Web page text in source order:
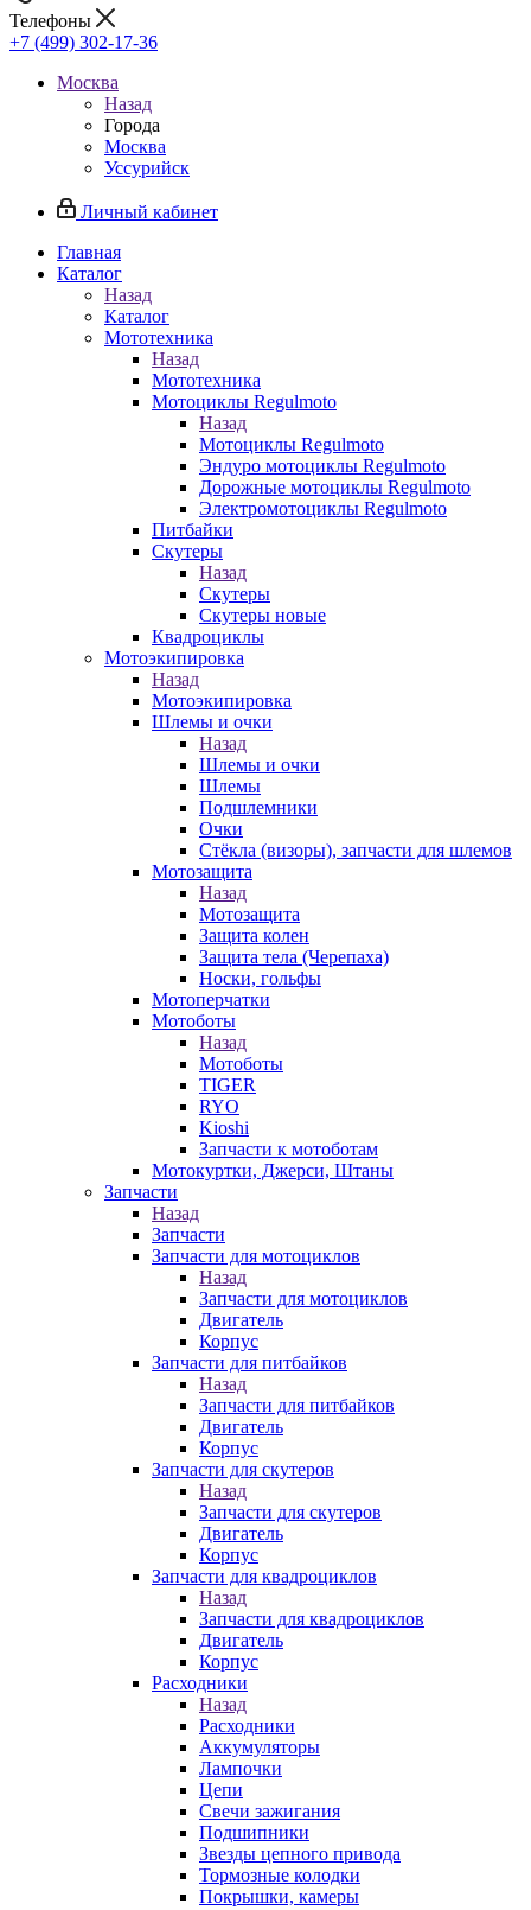
Телефоны
+7 (499) 302-17-36
Москва
Назад
Города
Москва
Уссурийск
Личный кабинет
Главная
Каталог
Назад
Каталог
Мототехника
Назад
Мототехника
Мотоциклы Regulmoto
Назад
Мотоциклы Regulmoto
Эндуро мотоциклы Regulmoto
Дорожные мотоциклы Regulmoto
Электромотоциклы Regulmoto
Питбайки
Скутеры
Назад
Скутеры
Скутеры новые
Квадроциклы
Мотоэкипировка
Назад
Мотоэкипировка
Шлемы и очки
Назад
Шлемы и очки
Шлемы
Подшлемники
Очки
Стёкла (визоры), запчасти для шлемов
Мотозащита
Назад
Мотозащита
Защита колен
Защита тела (Черепаха)
Носки, гольфы
Мотоперчатки
Мотоботы
Назад
Мотоботы
TIGER
RYO
Kioshi
Запчасти к мотоботам
Мотокуртки, Джерси, Штаны
Запчасти
Назад
Запчасти
Запчасти для мотоциклов
Назад
Запчасти для мотоциклов
Двигатель
Корпус
Запчасти для питбайков
Назад
Запчасти для питбайков
Двигатель
Корпус
Запчасти для скутеров
Назад
Запчасти для скутеров
Двигатель
Корпус
Запчасти для квадроциклов
Назад
Запчасти для квадроциклов
Двигатель
Корпус
Расходники
Назад
Расходники
Аккумуляторы
Лампочки
Цепи
Свечи зажигания
Подшипники
Звезды цепного привода
Тормозные колодки
Покрышки, камеры